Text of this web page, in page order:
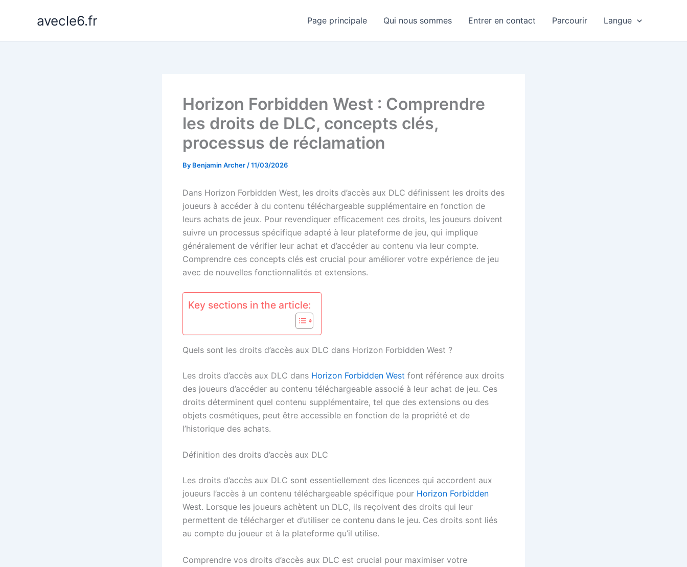
avecle6.fr Page principale Qui nous sommes Entrer en contact Parcourir Langue
Horizon Forbidden West : Comprendre
les droits de DLC, concepts clés,
processus de réclamation
By Benjamin Archer /11/03/2026
Dans Horizon Forbidden West, les droits d’accès aux DLC définissent les droits des
joueurs à accéder à du contenu téléchargeable supplémentaire en fonction de
leurs achats de jeux. Pour revendiquer efficacement ces droits, les joueurs doivent
suivre un processus spécifique adapté à leur plateforme de jeu, qui implique
généralement de vérifier leur achat et d’accéder au contenu via leur compte.
Comprendre ces concepts clés est crucial pour améliorer votre expérience de jeu
avec de nouvelles fonctionnalités et extensions.
Key sections in the article:
Quels sont les droits d’accès aux DLC dans Horizon Forbidden West ?
Les droits d’accès aux DLC dans Horizon Forbidden West font référence aux droits
des joueurs d’accéder au contenu téléchargeable associé à leur achat de jeu. Ces
droits déterminent quel contenu supplémentaire, tel que des extensions ou des
objets cosmétiques, peut être accessible en fonction de la propriété et de
l’historique des achats.
Définition des droits d’accès aux DLC
Les droits d’accès aux DLC sont essentiellement des licences qui accordent aux
joueurs l’accès à un contenu téléchargeable spécifique pour Horizon Forbidden
West. Lorsque les joueurs achètent un DLC, ils reçoivent des droits qui leur
permettent de télécharger et d’utiliser ce contenu dans le jeu. Ces droits sont liés
au compte du joueur et à la plateforme qu’il utilise.
Comprendre vos droits d’accès aux DLC est crucial pour maximiser votre